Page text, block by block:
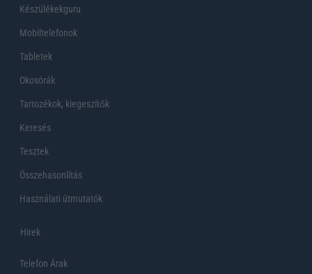
Készülékekguru
Mobiltelefonok
Tabletek
Okosórák
Tartozékok, kiegeszítők
Keresés
Tesztek
Összehasonlítás
Használati útmutatók
Hirek
Telefon Árak